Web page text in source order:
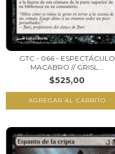
GTC - 066 - ESPECTÁCULO
MACABRO // GRISL...
$525,00